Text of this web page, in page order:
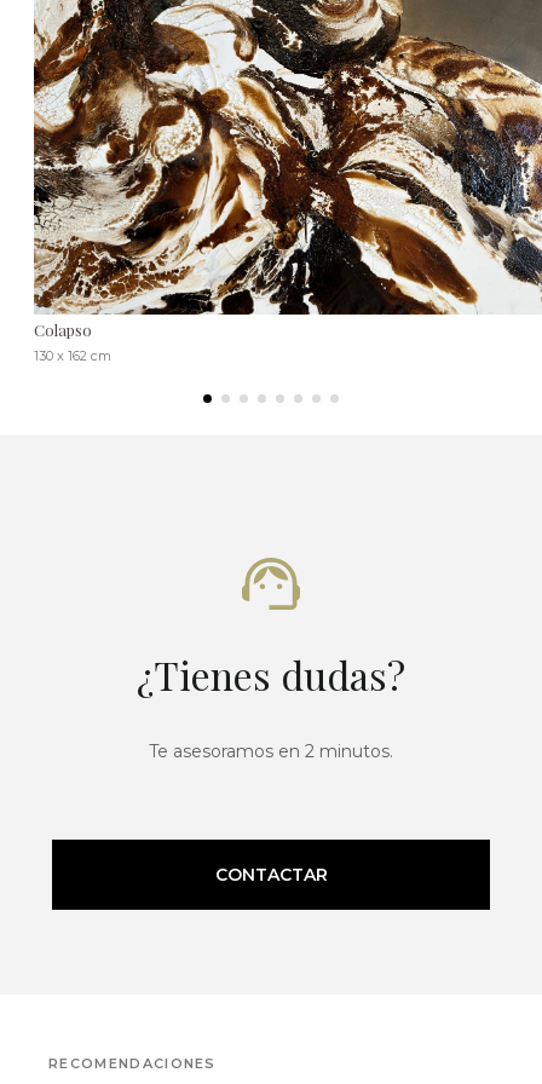
Colapso
130 x 162 cm
¿Tienes dudas?
Te asesoramos en 2 minutos.
CONTACTAR
RECOMENDACIONES